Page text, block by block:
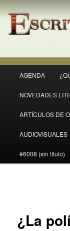
Ir
al
contenido
principal
Revista Escritores
principal
AGENDA
NOVEDADES
ARTÍCULOS DE
AUDIOVISUALES
#6008 (sin título)
¿La